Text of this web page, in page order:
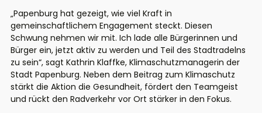
„Papenburg hat gezeigt, wie viel Kraft in
gemeinschaftlichem Engagement steckt. Diesen
Schwung nehmen wir mit. Ich lade alle Bürgerinnen und
Bürger ein, jetzt aktiv zu werden und Teil des Stadtradelns
zu sein“, sagt Kathrin Klaffke, Klimaschutzmanagerin der
Stadt Papenburg. Neben dem Beitrag zum Klimaschutz
stärkt die Aktion die Gesundheit, fördert den Teamgeist
und rückt den Radverkehr vor Ort stärker in den Fokus.